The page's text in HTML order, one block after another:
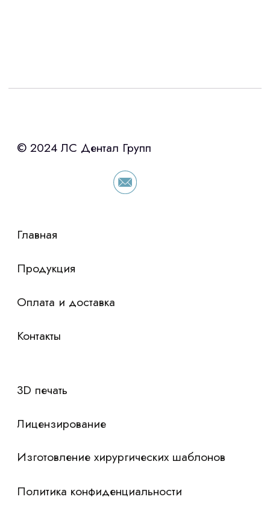
Интересует лизинг?
«Уралпромлизинг» подберем выгодные
условия по лизингу оборудования,
просто оставьте контакты чтобы мы
сориентировали по условиям